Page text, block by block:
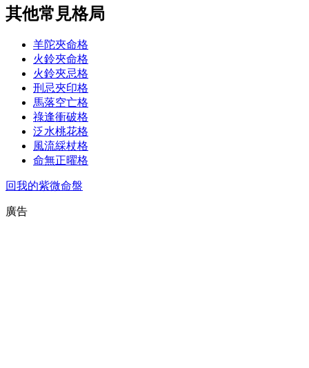
其他常見格局
羊陀夾命格
火鈴夾命格
火鈴夾忌格
刑忌夾印格
馬落空亡格
祿逢衝破格
泛水桃花格
風流綵杖格
命無正曜格
回我的紫微命盤
廣告